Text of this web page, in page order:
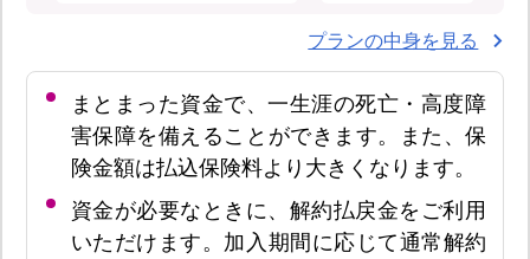
プランの中身を見る
まとまった資金で、一生涯の死亡・高度障
害保障を備えることができます。また、保
険金額は払込保険料より大きくなります。
資金が必要なときに、解約払戻金をご利用
いただけます。加入期間に応じて通常解約